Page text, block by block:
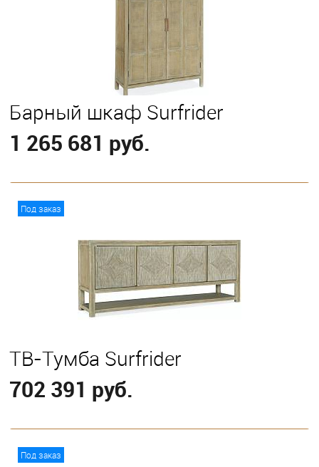
Барный шкаф Surfrider
1 265 681 руб.
Под заказ
ТВ-Тумба Surfrider
702 391 руб.
Под заказ